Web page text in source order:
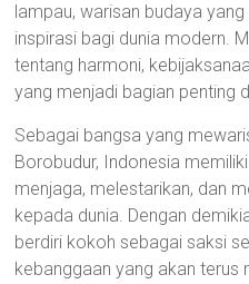
lampau, warisan budaya
inspirasi bagi dunia modern.
tentang harmoni,
yang menjadi bagian penting
Sebagai bangsa yang
Borobudur, Indonesia
menjaga, melestarikan, dan
kepada dunia. Dengan
berdiri kokoh sebagai saksi
kebanggaan yang akan terus